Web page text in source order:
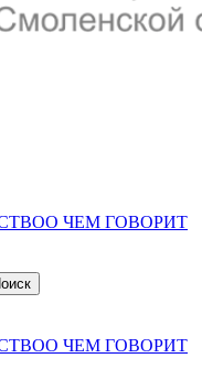
О ЧЕМ ГОВОРИТ
О ЧЕМ ГОВОРИТ